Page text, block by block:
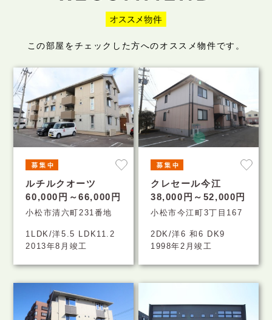
この部屋をチェックした方へのオススメ物件です。
ルチルクオーツ
60,000円～66,000円
小松市清六町231番地
1LDK/洋5.5 LDK11.2
2013年8月竣工
クレセール今江
38,000円～52,000円
小松市今江町3丁目167
2DK/洋6 和6 DK9
1998年2月竣工